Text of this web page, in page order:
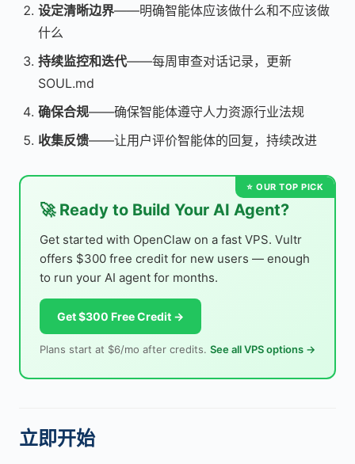
设定清晰边界——明确智能体应该做什么和不应该做
什么
持续监控和迭代——每周审查对话记录，更新
SOUL.md
确保合规——确保智能体遵守人力资源行业法规
收集反馈——让用户评价智能体的回复，持续改进
🚀 Ready to Build Your AI Agent?
Get started with OpenClaw on a fast VPS. Vultr
offers $300 free credit for new users — enough
to run your AI agent for months.
Get $300 Free Credit →
Plans start at $6/mo after credits. See all VPS options →
立即开始